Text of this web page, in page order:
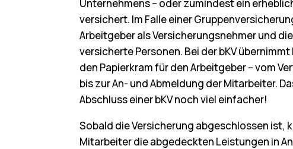
Unternehmens – oder zumindest ein
versichert. Im Falle einer
Arbeitgeber als Versicherungsnehmer und
versicherte Personen. Bei der bKV
den Papierkram für den Arbeitgeber – vom
bis zur An- und Abmeldung der Mitarbeiter.
Abschluss einer bKV noch viel einfacher!
Sobald die Versicherung abgeschlossen ist,
Mitarbeiter die abgedeckten Leistungen in
erlebbarer Mehrwert